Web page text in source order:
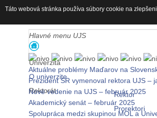
Hlavné menu UJS
Univerzita
O univerzite
Rektorát
Rektor
Prorektori
Aktuálne problémy Maďarov na
Prezident SR vymenoval rektora UJS –
Nové vedenie na UJS – február 2025
Akademický senát – február 2025
Spolupráca medzi skupinou MOL a
Táto webová stránka používa súbory cookie na